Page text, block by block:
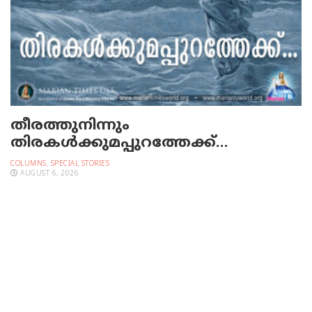
തീരത്തുനിന്നും
തിരകള്‍ക്കുമപ്പുറത്തേക്ക്…
COLUMNS, SPECIAL STORIES
AUGUST 6, 2026